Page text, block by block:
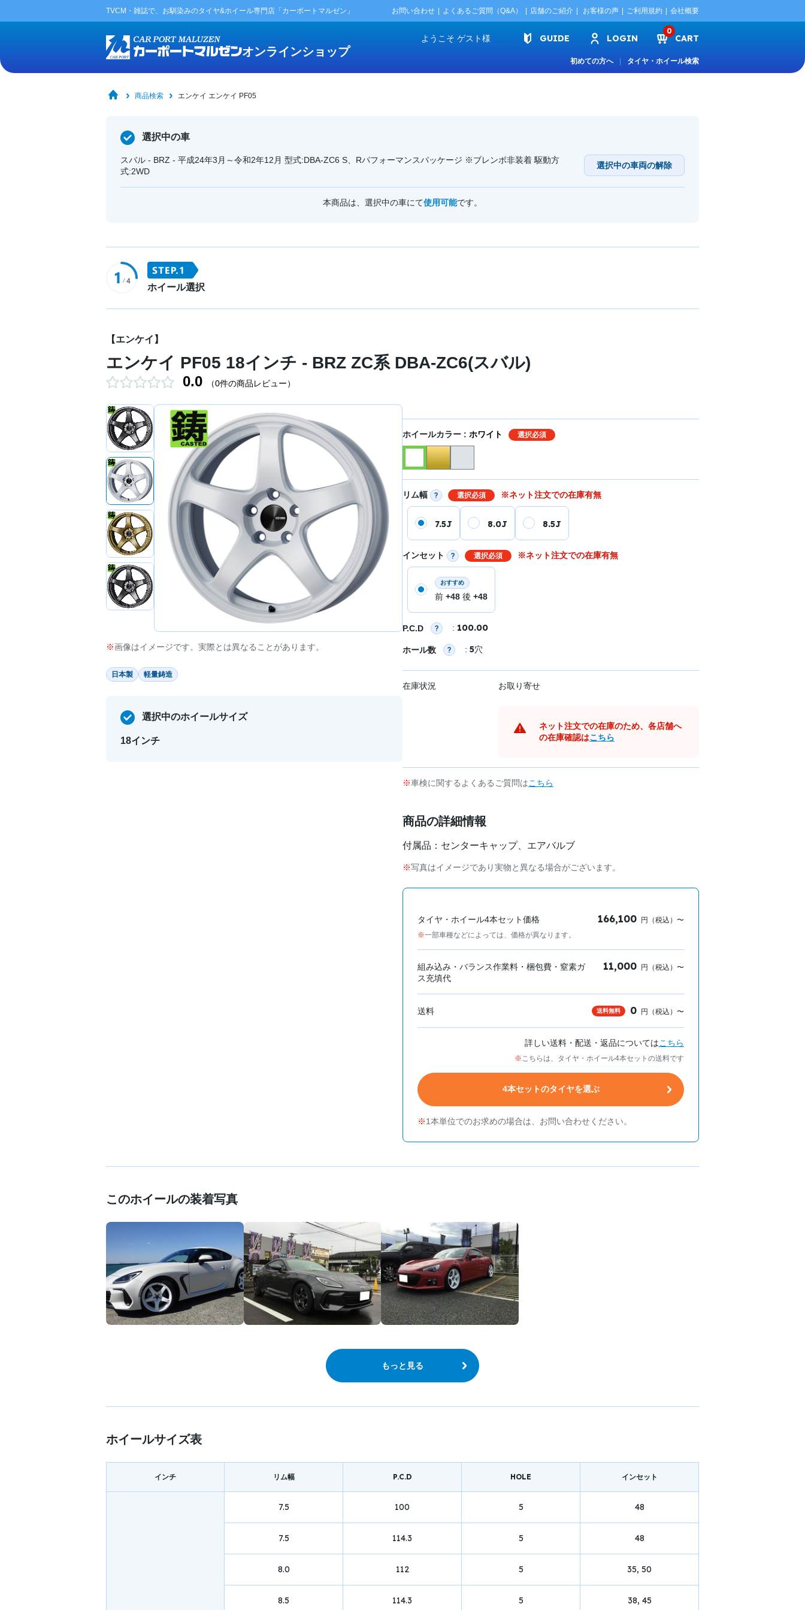
TVCM・雑誌で、お馴染みのタイヤ&ホイール専門店「カーポートマルゼン」 お問い合わせ よくあるご質問（Q&A） 店舗のご紹介 お客様の声 ご利用規約 会社概要
オンラインショップ
ようこそ ゲスト様 GUIDE LOGIN
0
CART
初めての方へ タイヤ・ホイール検索
商品検索 エンケイ エンケイ PF05
選択中の車
スバル - BRZ - 平成24年3月～令和2年12月 型式:DBA-ZC6 S、Rパフォーマンスパッケージ ※ブレンボ非装着 駆動方
式:2WD
選択中の車両の解除
本商品は、選択中の車にて使用可能です。
ホイール選択
【エンケイ】
エンケイ PF05 18インチ - BRZ ZC系 DBA-ZC6(スバル)
0.0 （0件の商品レビュー）
画像はイメージです。実際とは異なることがあります。
日本製 軽量鋳造
選択中のホイールサイズ
18インチ
ホイールカラー : ホワイト 選択必須
リム幅 選択必須 ※ネット注文での在庫有無
7.5J 8.0J 8.5J
インセット 選択必須 ※ネット注文での在庫有無
おすすめ
前 +48 後 +48
P.C.D : 100.00
ホール数 : 5穴
在庫状況 お取り寄せ
ネット注文での在庫のため、各店舗へ
の在庫確認はこちら
車検に関するよくあるご質問はこちら
商品の詳細情報
付属品：センターキャップ、エアバルブ
写真はイメージであり実物と異なる場合がございます。
タイヤ・ホイール4本セット価格
一部車種などによっては、価格が異なります。
166,100 円（税込）〜
組み込み・バランス作業料・梱包費・窒素ガ
ス充填代
11,000 円（税込）〜
送料 送料無料 0 円（税込）〜
詳しい送料・配送・返品についてはこちら
こちらは、タイヤ・ホイール4本セットの送料です
4本セットのタイヤを選ぶ
1本単位でのお求めの場合は、お問い合わせください。
このホイールの装着写真
もっと見る
ホイールサイズ表
インチ リム幅 P.C.D HOLE インセット
7.5 100 5 48
7.5 114.3 5 48
8.0 112 5 35, 50
8.5 114.3 5 38, 45